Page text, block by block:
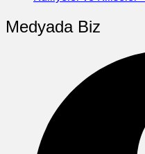
Medyada Biz